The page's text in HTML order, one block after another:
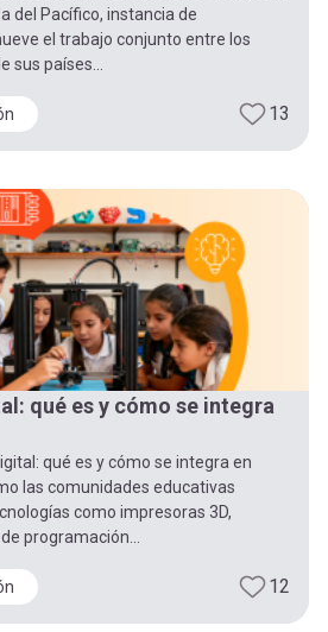
del Pacífico, instancia de
el trabajo conjunto entre los
países...
13
qué es y cómo se integra
qué es y cómo se integra en
las comunidades educativas
como impresoras 3D,
programación...
12